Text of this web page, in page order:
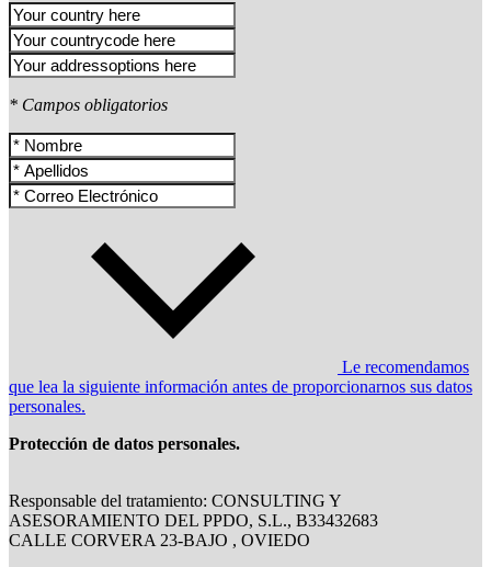
* Campos obligatorios
Le recomendamos
que lea la siguiente información antes de proporcionarnos sus datos
personales.
Protección de datos personales.
Responsable del tratamiento: CONSULTING Y
ASESORAMIENTO DEL PPDO, S.L., B33432683
CALLE CORVERA 23-BAJO , OVIEDO